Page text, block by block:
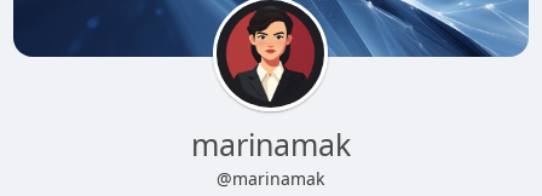
marinamak
@marinamak